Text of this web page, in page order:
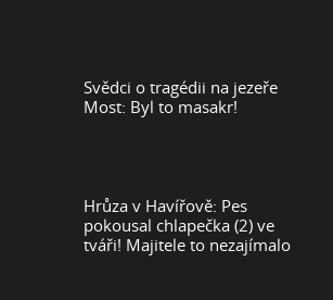
Svědci o tragédii na jezeře
Most: Byl to masakr!
Hrůza v Havířově: Pes
pokousal chlapečka (2) ve
tváři! Majitele to nezajímalo